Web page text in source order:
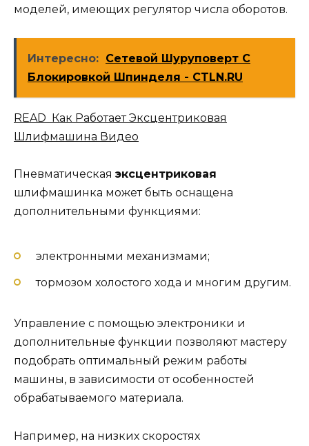
моделей, имеющих регулятор числа оборотов.
Интересно: Сетевой Шуруповерт С
Блокировкой Шпинделя - CTLN.RU
READ Как Работает Эксцентриковая
Шлифмашина Видео
Пневматическая эксцентриковая
шлифмашинка может быть оснащена
дополнительными функциями:
электронными механизмами;
тормозом холостого хода и многим другим.
Управление с помощью электроники и
дополнительные функции позволяют мастеру
подобрать оптимальный режим работы
машины, в зависимости от особенностей
обрабатываемого материала.
Например, на низких скоростях